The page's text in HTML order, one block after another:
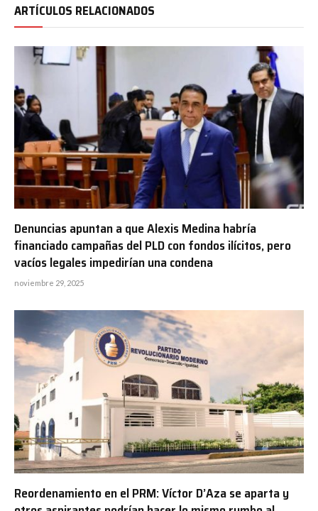
ARTÍCULOS RELACIONADOS
Denuncias apuntan a que Alexis Medina habría
financiado campañas del PLD con fondos ilícitos, pero
vacíos legales impedirían una condena
noviembre 29, 2025
Reordenamiento en el PRM: Víctor D’Aza se aparta y